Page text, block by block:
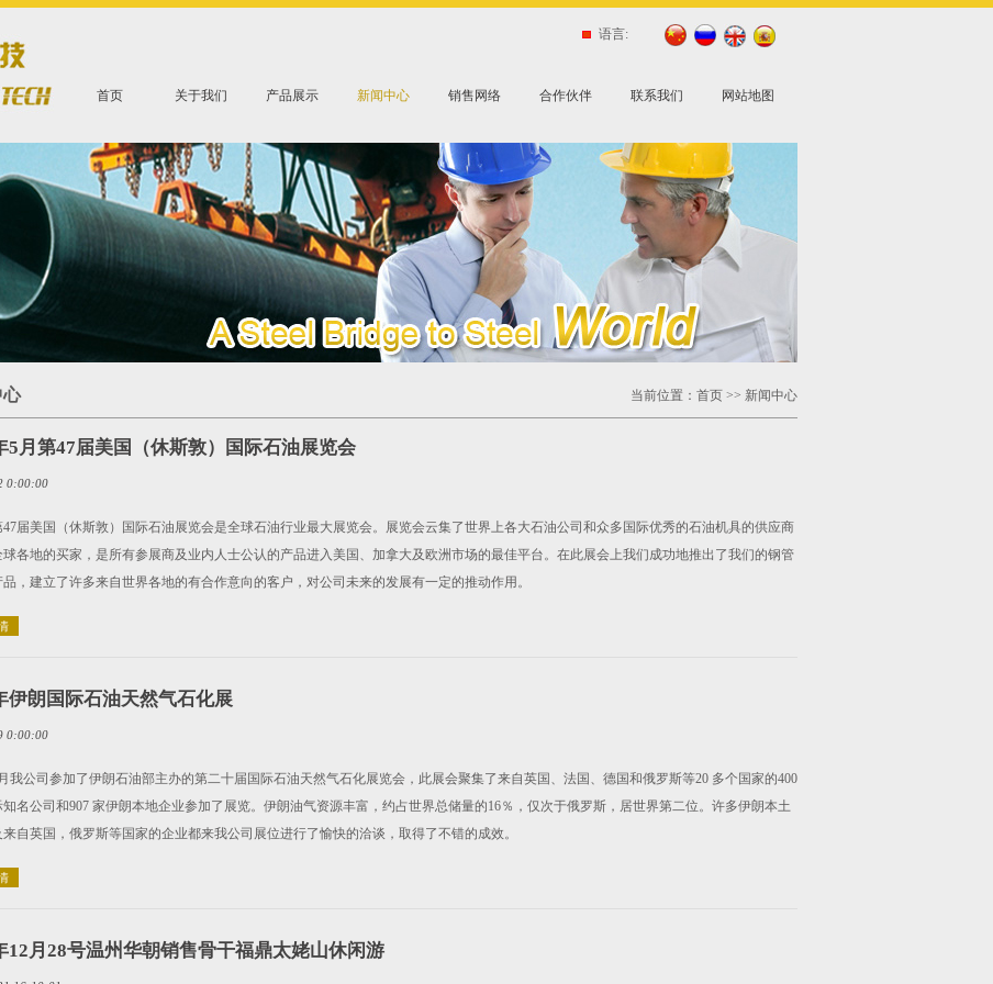
语言:
首页 关于我们 产品展示 新闻中心 销售网络 合作伙伴 联系我们 网站地图
心 当前位置： 首页>> 新闻中心
5月第47届美国（休斯敦）国际石油展览会
0:00:00
47届美国（休斯敦）国际石油展览会是全球石油行业最大展览会。展览会云集了世界上各大石油公司和众多国际优秀的石油机具的供应商
各地的买家，是所有参展商及业内人士公认的产品进入美国、加拿大及欧洲市场的最佳平台。在此展会上我们成功地推出了我们的钢管
品，建立了许多来自世界各地的有合作意向的客户，对公司未来的发展有一定的推动作用。
伊朗国际石油天然气石化展
0:00:00
我公司参加了伊朗石油部主办的第二十届国际石油天然气石化展览会，此展会聚集了来自英国、法国、德国和俄罗斯等20 多个国家的400
名公司和907 家伊朗本地企业参加了展览。伊朗油气资源丰富，约占世界总储量的16％，仅次于俄罗斯，居世界第二位。许多伊朗本土
自英国，俄罗斯等国家的企业都来我公司展位进行了愉快的洽谈，取得了不错的成效。
12月28号温州华朝销售骨干福鼎太姥山休闲游